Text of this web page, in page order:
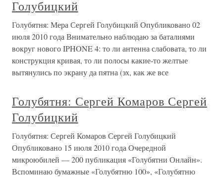
Голубицкий
Голубятня: Мера Сергей Голубицкий Опубликовано 02
июля 2010 года Внимательно наблюдаю за баталиями
вокруг нового IPHONE 4: то ли антенна слабовата, то ли
конструкция кривая, то ли полосы какие-то желтые
вытянулись по экрану да пятна (эх, как же все
Голубятня: Сергей Комаров Сергей
Голубицкий
Голубятня: Сергей Комаров Сергей Голубицкий
Опубликовано 15 июля 2010 года Очередной
микроюбилей — 200 публикация «Голубятни Онлайн».
Вспоминаю бумажные «Голубятню 100», «Голубятню